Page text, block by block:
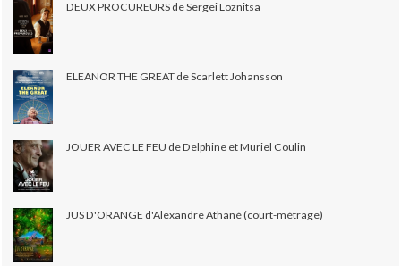
DEUX PROCUREURS de Sergei Loznitsa
ELEANOR THE GREAT de Scarlett Johansson
JOUER AVEC LE FEU de Delphine et Muriel Coulin
JUS D'ORANGE d'Alexandre Athané (court-métrage)